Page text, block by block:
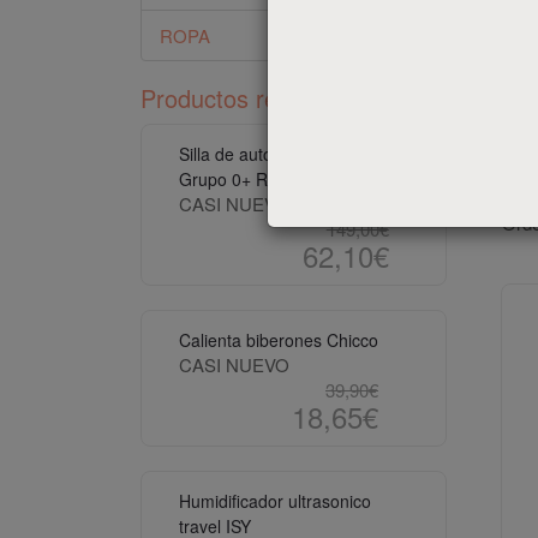
su
ROPA
Productos recomendados
Silla de auto Bebeconfort
Grupo 0+ Roja
CASI NUEVO
149,00€
62,10€
Calienta biberones Chicco
CASI NUEVO
39,90€
18,65€
Humidificador ultrasonico
travel ISY